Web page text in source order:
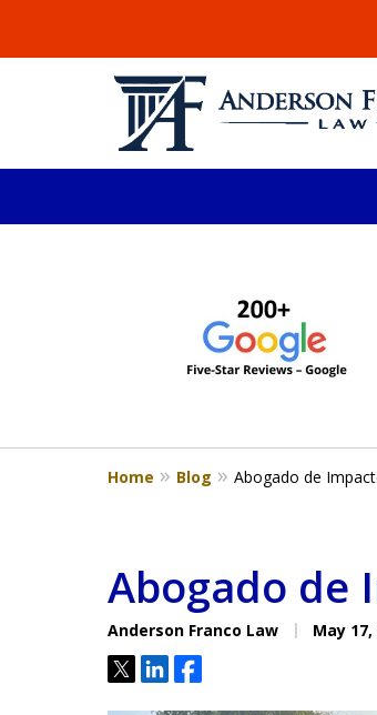
Millones recuperados
4
Home Blog Abogado de
Abogado de
Anderson Franco Law May 17,
TweetShareShare